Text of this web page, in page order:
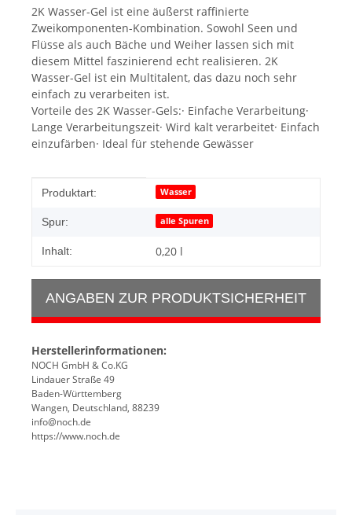
2K Wasser-Gel ist eine äußerst raffinierte
Zweikomponenten-Kombination. Sowohl Seen und
Flüsse als auch Bäche und Weiher lassen sich mit
diesem Mittel faszinierend echt realisieren. 2K
Wasser-Gel ist ein Multitalent, das dazu noch sehr
einfach zu verarbeiten ist.
Vorteile des 2K Wasser-Gels:· Einfache Verarbeitung·
Lange Verarbeitungszeit· Wird kalt verarbeitet· Einfach
einzufärben· Ideal für stehende Gewässer
Produkteigenschaft
Wert
Produktart: Wasser
Spur: alle Spuren
Inhalt: 0,20 l
ANGABEN ZUR PRODUKTSICHERHEIT
Herstellerinformationen:
NOCH GmbH & Co.KG
Lindauer Straße 49
Baden-Württemberg
Wangen, Deutschland, 88239
info@noch.de
https://www.noch.de